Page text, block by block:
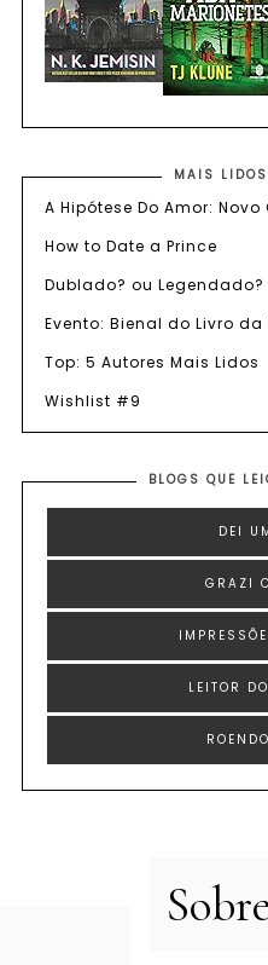
MAIS
A Hipótese Do Amor:
How to Date a Prince
Dublado? ou
Evento: Bienal do Livro da
Top: 5 Autores Mais Lidos
Wishlist #9
BLOGS QUE
DEI
GRAZI
LEITOR